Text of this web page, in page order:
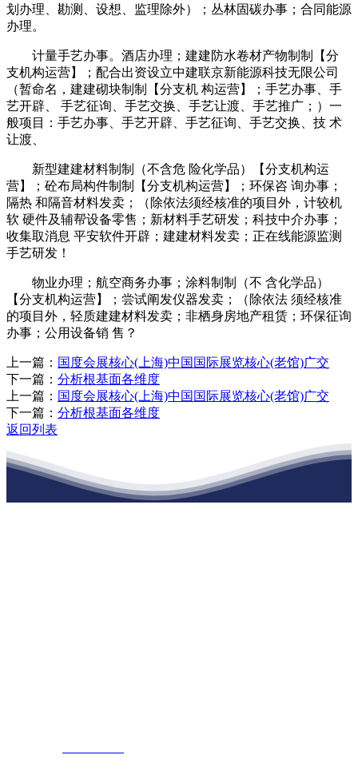
划办理、勘测、设想、监理除外）；丛林固碳办事；合同能源
办理。
计量手艺办事。酒店办理；建建防水卷材产物制制【分
支机构运营】；配合出资设立中建联京新能源科技无限公司
（暂命名，建建砌块制制【分支机 构运营】；手艺办事、手
艺开辟、 手艺征询、手艺交换、手艺让渡、手艺推广；）一
般项目：手艺办事、手艺开辟、手艺征询、手艺交换、技 术
让渡、
新型建建材料制制（不含危 险化学品）【分支机构运
营】；砼布局构件制制【分支机构运营】；环保咨 询办事；
隔热 和隔音材料发卖；（除依法须经核准的项目外，计较机
软 硬件及辅帮设备零售；新材料手艺研发；科技中介办事；
收集取消息 平安软件开辟；建建材料发卖；正在线能源监测
手艺研发！
物业办理；航空商务办事；涂料制制（不 含化学品）
【分支机构运营】；尝试阐发仪器发卖；（除依法 须经核准
的项目外，轻质建建材料发卖；非栖身房地产租赁；环保征询
办事；公用设备销 售？
上一篇： 国度会展核心(上海)中国国际展览核心(老馆)广交
下一篇： 分析根基面各维度
上一篇： 国度会展核心(上海)中国国际展览核心(老馆)广交
下一篇： 分析根基面各维度
返回列表